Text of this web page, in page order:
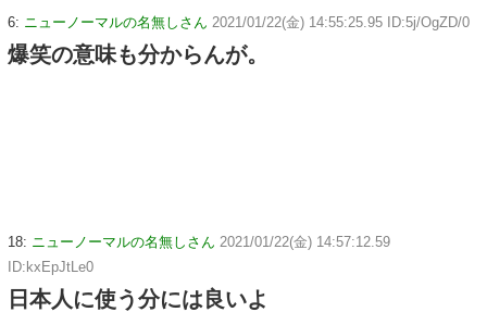
6: ニューノーマルの名無しさん 2021/01/22(金) 14:55:25.95 ID:5j/OgZD/0
爆笑の意味も分からんが。
18: ニューノーマルの名無しさん 2021/01/22(金) 14:57:12.59
ID:kxEpJtLe0
日本人に使う分には良いよ